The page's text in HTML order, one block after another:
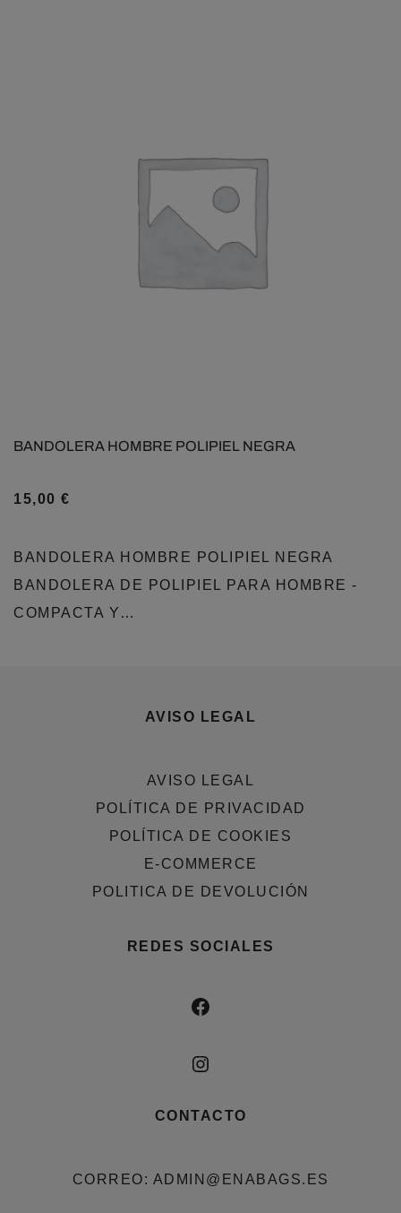
BANDOLERA HOMBRE POLIPIEL NEGRA
15,00 €
BANDOLERA HOMBRE POLIPIEL NEGRA
BANDOLERA DE POLIPIEL PARA HOMBRE -
COMPACTA Y…
AVISO LEGAL
AVISO LEGAL
POLÍTICA DE PRIVACIDAD
POLÍTICA DE COOKIES
E-COMMERCE
POLITICA DE DEVOLUCIÓN
REDES SOCIALES
FACEBOOK
INSTAGRAM
CONTACTO
CORREO: ADMIN@ENABAGS.ES